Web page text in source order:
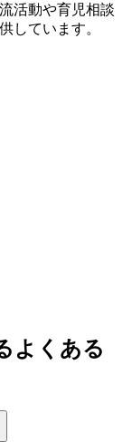
活動や育児相談
しています。
よくある